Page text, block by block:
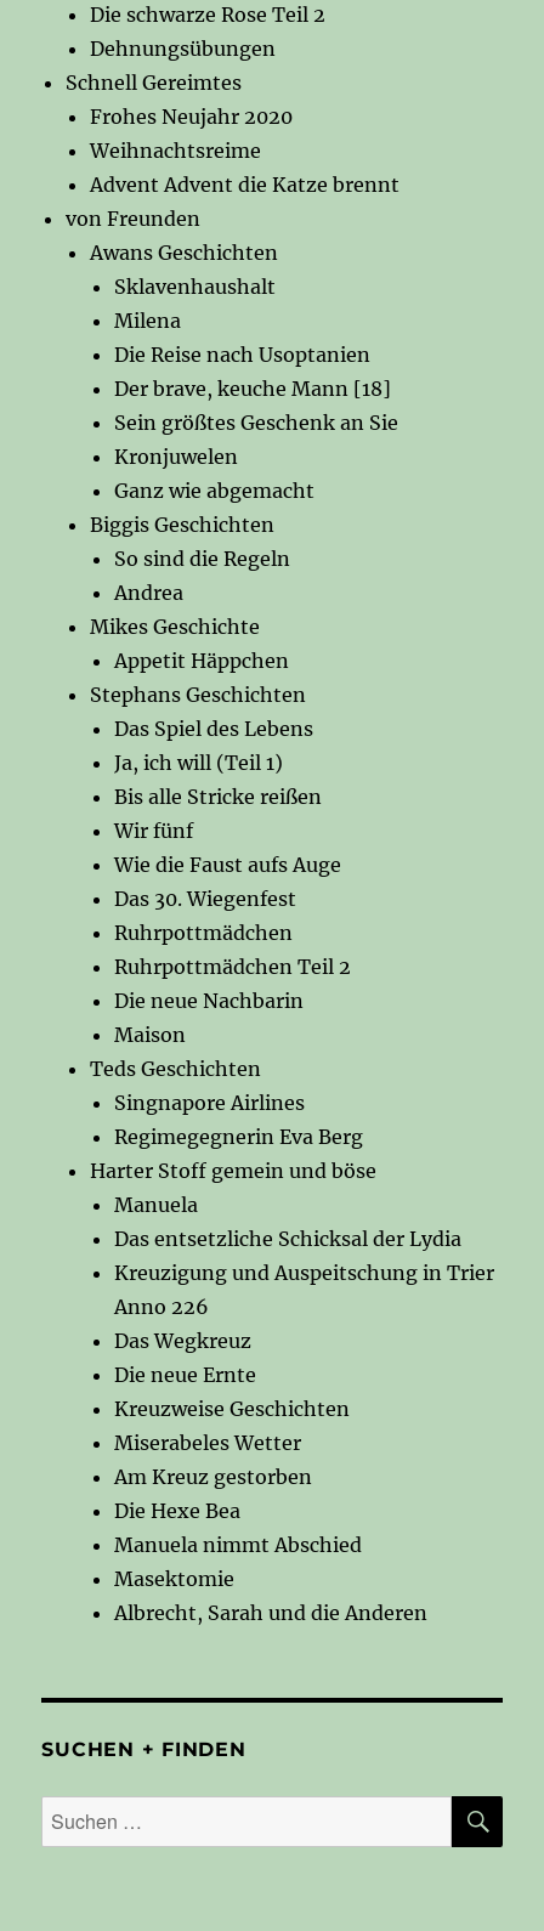
Die schwarze Rose Teil 2
Dehnungsübungen
Schnell Gereimtes
Frohes Neujahr 2020
Weihnachtsreime
Advent Advent die Katze brennt
von Freunden
Awans Geschichten
Sklavenhaushalt
Milena
Die Reise nach Usoptanien
Der brave, keuche Mann [18]
Sein größtes Geschenk an Sie
Kronjuwelen
Ganz wie abgemacht
Biggis Geschichten
So sind die Regeln
Andrea
Mikes Geschichte
Appetit Häppchen
Stephans Geschichten
Das Spiel des Lebens
Ja, ich will (Teil 1)
Bis alle Stricke reißen
Wir fünf
Wie die Faust aufs Auge
Das 30. Wiegenfest
Ruhrpottmädchen
Ruhrpottmädchen Teil 2
Die neue Nachbarin
Maison
Teds Geschichten
Singnapore Airlines
Regimegegnerin Eva Berg
Harter Stoff gemein und böse
Manuela
Das entsetzliche Schicksal der Lydia
Kreuzigung und Auspeitschung in Trier
Anno 226
Das Wegkreuz
Die neue Ernte
Kreuzweise Geschichten
Miserabeles Wetter
Am Kreuz gestorben
Die Hexe Bea
Manuela nimmt Abschied
Masektomie
Albrecht, Sarah und die Anderen
SUCHEN + FINDEN
Suchen
nach: